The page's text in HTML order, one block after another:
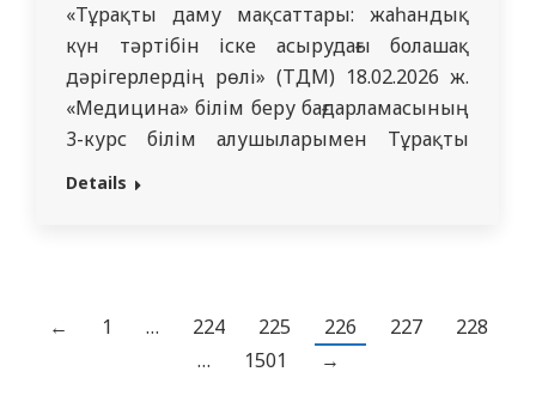
«Тұрақты даму мақсаттары: жаһандық
күн тәртібін іске асырудағы болашақ
дәрігерлердің рөлі» (ТДМ) 18.02.2026 ж.
«Медицина» білім беру бағдарламасының
3-курс білім алушыларымен Тұрақты
даму мақсаттары (ТДМ) тақырыбында
ұлттық маңызын, сондай-ақ қойылған
міндеттерге қол жеткізудегі денсаулық
Details
← 1 … 224 225 226 227
228
…
1501 →